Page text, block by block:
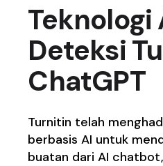
Teknologi
Deteksi
ChatGPT
Turnitin telah
berbasis AI untuk
buatan dari AI